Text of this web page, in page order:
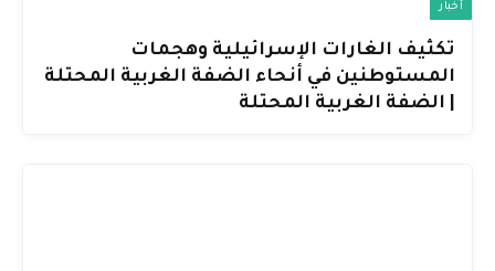
أخبار
تكثيف الغارات الإسرائيلية وهجمات
المستوطنين في أنحاء الضفة الغربية المحتلة
| الضفة الغربية المحتلة